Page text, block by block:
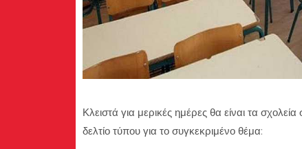
Κλειστά για μερικές ημέρες θα είναι τα
δελτίο τύπου για το συγκεκριμένο θέμα: